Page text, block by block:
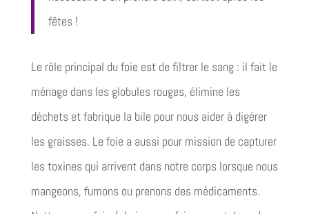
fêtes !
Le rôle principal du foie est de filtrer le sang : il fait le
ménage dans les globules rouges, élimine les
déchets et fabrique la bile pour nous aider à digérer
les graisses. Le foie a aussi pour mission de capturer
les toxines qui arrivent dans notre corps lorsque nous
mangeons, fumons ou prenons des médicaments.